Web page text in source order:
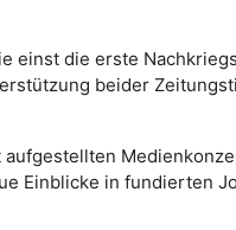
einst die erste
beider
Einblicke in fundierten